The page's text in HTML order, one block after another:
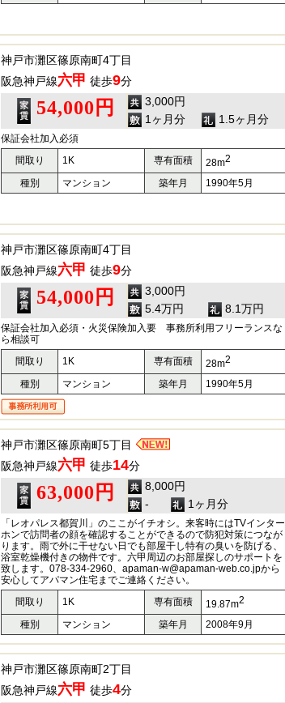
神戸市灘区篠原南町4丁目
阪急神戸線六甲 徒歩9分
54,000円
3,000円
1ヶ月分
1.5ヶ月分
保証会社加入必須
間取り
1K 専有面積 28m2
種別 マンション 築年月 1990年5月
神戸市灘区篠原南町4丁目
阪急神戸線六甲 徒歩9分
54,000円
3,000円
5.4万円
8.1万円
保証会社加入必須・火災保険加入要 事務所利用フリーランスな
ら相談可
間取り
1K 専有面積 28m2
種別 マンション 築年月
1990年5月
神戸市灘区篠原南町5丁目
阪急神戸線六甲 徒歩14分
63,000円
8,000円
-
1ヶ月分
「レオパレス都賀川」のここがイチオシ。来客時にはTVインター
ホンで訪問者の顔を確認することができるので防犯対策につなが
ります。雨で外に干せない日でも部屋干し特有の臭いを防げる、
浴室乾燥機付きの物件です。六甲周辺のお部屋探しのサポートを
致します。078-334-2960、apaman-w@apaman-web.co.jpから
安心してアパマン住宅までご連絡ください。
間取り
1K 専有面積 19.87m2
種別 マンション 築年月 2008年9月
神戸市灘区篠原南町2丁目
阪急神戸線六甲 徒歩4分